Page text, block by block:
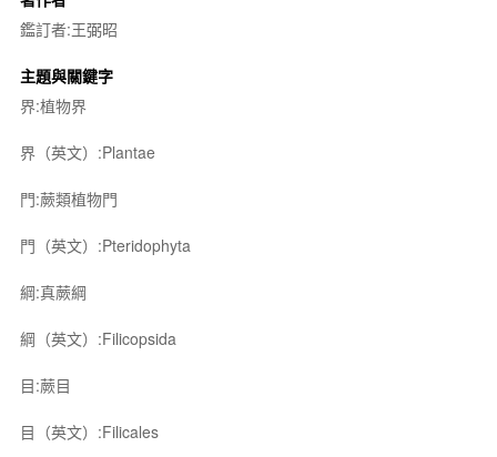
鑑訂者:王弼昭
主題與關鍵字
界:植物界
界（英文）:Plantae
門:蕨類植物門
門（英文）:Pteridophyta
綱:真蕨綱
綱（英文）:Filicopsida
目:蕨目
目（英文）:Filicales